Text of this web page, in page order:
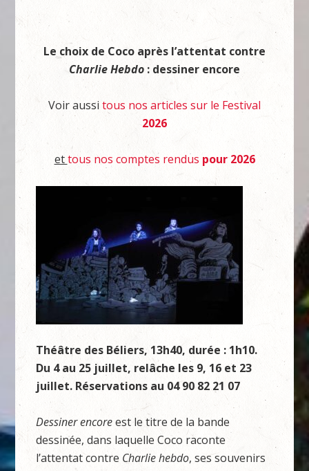
Le choix de Coco après l’attentat contre
Charlie Hebdo : dessiner encore
Voir aussi tous nos articles sur le Festival
2026
ettous nos comptes rendus pour 2026
Théâtre des Béliers, 13h40, durée : 1h10.
Du 4 au 25 juillet, relâche les 9, 16 et 23
juillet. Réservations au 04 90 82 21 07
Dessiner encoreest le titre de la bande
dessinée, dans laquelle Coco raconte
l’attentat contre Charlie hebdo, ses souvenirs